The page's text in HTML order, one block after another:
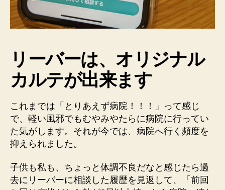
リーバーは、オリジナル
カルテが出来ます
これまでは「とりあえず病院！！！」って感じ
で、軽い風邪でもむやみやたらに病院に行ってい
た気がします。それが今では、病院へ行く頻度を
抑えられました。
子供も私も、ちょっと体調不良だなと感じたら過
去にリーバーに相談した履歴を見返して、「前回